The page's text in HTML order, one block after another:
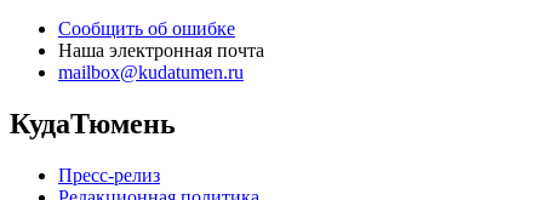
Сообщить об ошибке
Наша электронная почта
mailbox@kudatumen.ru
КудаТюмень
Пресс-релиз